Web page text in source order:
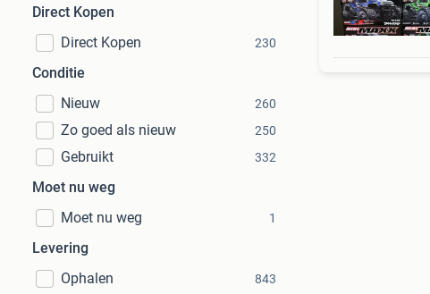
Direct Kopen
Direct Kopen
230
Conditie
Nieuw
260
Zo goed als nieuw 250
Gebruikt 332
Moet nu weg
Moet nu weg
1
Levering
Ophalen
843